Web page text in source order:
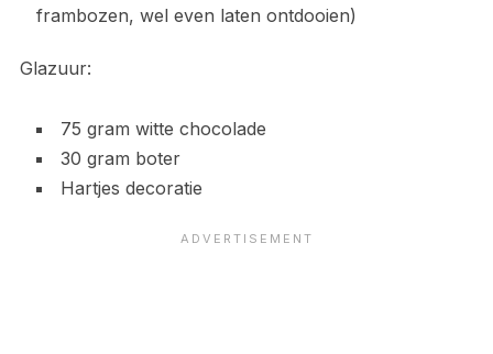
frambozen, wel even laten ontdooien)
Glazuur:
75 gram witte chocolade
30 gram boter
Hartjes decoratie